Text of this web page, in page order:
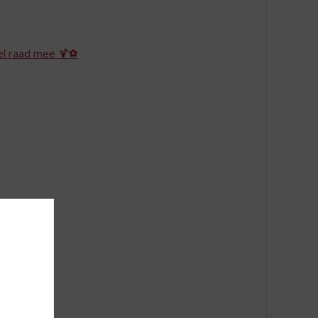
raad mee 🍹⚽